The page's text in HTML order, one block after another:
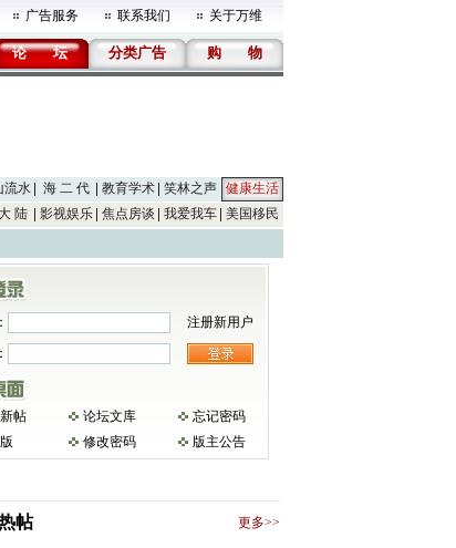
广告服务 联系我们 关于万维
论 坛 分类广告 购 物
流水 海 二 代 教育学术 笑林之声
健康生活
陆 影视娱乐 焦点房谈 我爱我车 美国移民
注册新用户
帖 论坛文库
忘记密码
修改密码 版主公告
帖 更多>>